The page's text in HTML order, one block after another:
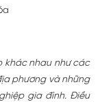
khác nhau như các
phương và những
gia đình. Điều